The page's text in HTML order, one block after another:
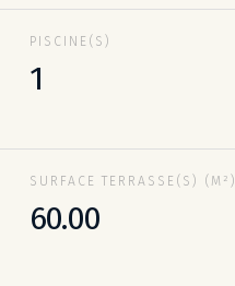
PISCINE(S)
1
SURFACE TERRASSE(S) (M²)
60.00